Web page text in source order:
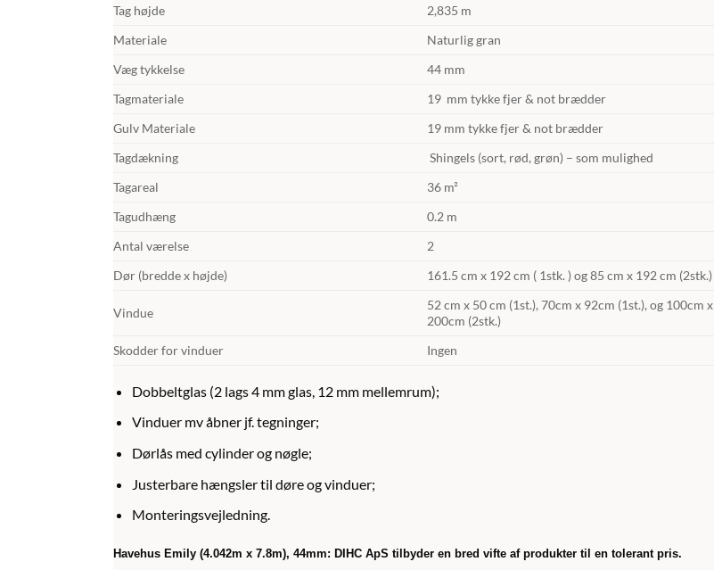
Tag højde
2,835 m
Materiale
Naturlig gran
Væg tykkelse
44 mm
Tagmateriale
19 mm tykke fjer & not brædder
Gulv Materiale
19 mm tykke fjer & not brædder
Tagdækning
Shingels (sort, rød, grøn) – som mulighed
Tagareal
36 m²
Tagudhæng
0.2 m
Antal værelse
2
Dør (bredde x højde)
161.5 cm x 192 cm ( 1stk. ) og 85 cm x 192 cm (2stk.)
Vindue
52 cm x 50 cm (1st.), 70cm x 92cm (1st.), og 100cm x
200cm (2stk.)
Skodder for vinduer
Ingen
Dobbeltglas (2 lags 4 mm glas, 12 mm mellemrum);
Vinduer mv åbner jf. tegninger;
Dørlås med cylinder og nøgle;
Justerbare hængsler til døre og vinduer;
Monteringsvejledning.
Havehus Emily (4.042m x 7.8m), 44mm: DIHC ApS tilbyder en bred vifte af produkter til en tolerant pris.